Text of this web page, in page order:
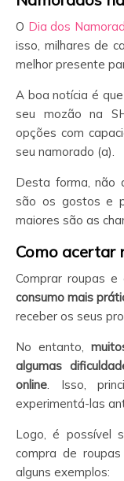
O Dia dos
isso, milhares de
melhor presente
A boa notícia é
seu mozão na
opções com
seu namorado (a).
Desta forma, não
são os gostos e
maiores são as
Como acertar
Comprar roupas e
consumo mais
receber os seus
No entanto,
algumas
online. Isso,
experimentá-las
Logo, é possível
compra de
alguns exemplos: